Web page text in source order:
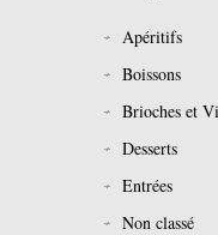
Apéritifs
Boissons
Brioches et
Desserts
Entrées
Non classé